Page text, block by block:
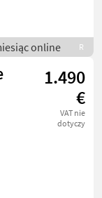
online R
1.490
€
VAT nie
dotyczy